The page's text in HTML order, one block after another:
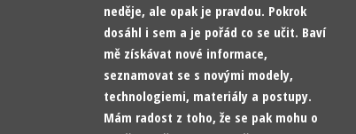
neděje, ale opak je pravdou. Pokrok
dosáhl i sem a je pořád co se učit. Baví
mě získávat nové informace,
seznamovat se s novými modely,
technologiemi, materiály a postupy.
Mám radost z toho, že se pak mohu o